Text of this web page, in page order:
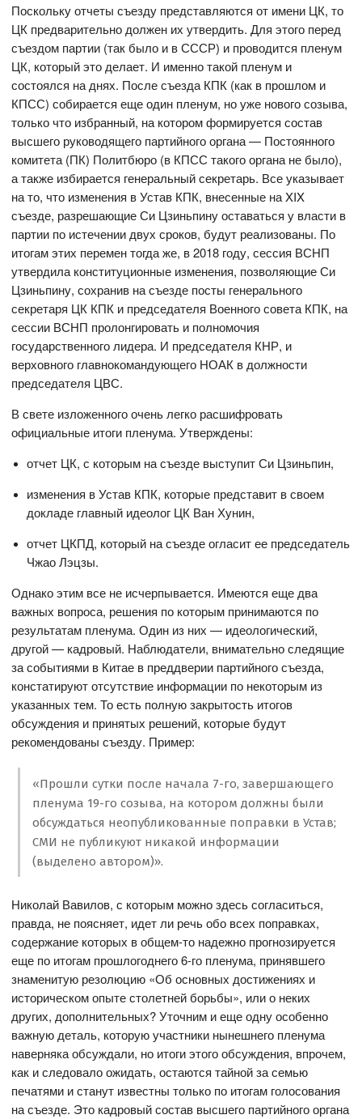
Поскольку отчеты съезду представляются от имени ЦК, то
ЦК предварительно должен их утвердить. Для этого перед
съездом партии (так было и в СССР) и проводится пленум
ЦК, который это делает. И именно такой пленум и
состоялся на днях. После съезда КПК (как в прошлом и
КПСС) собирается еще один пленум, но уже нового созыва,
только что избранный, на котором формируется состав
высшего руководящего партийного органа — Постоянного
комитета (ПК) Политбюро (в КПСС такого органа не было),
а также избирается генеральный секретарь. Все указывает
на то, что изменения в Устав КПК, внесенные на XIX
съезде, разрешающие Си Цзиньпину оставаться у власти в
партии по истечении двух сроков, будут реализованы. По
итогам этих перемен тогда же, в 2018 году, сессия ВСНП
утвердила конституционные изменения, позволяющие Си
Цзиньпину, сохранив на съезде посты генерального
секретаря ЦК КПК и председателя Военного совета КПК, на
сессии ВСНП пролонгировать и полномочия
государственного лидера. И председателя КНР, и
верховного главнокомандующего НОАК в должности
председателя ЦВС.
В свете изложенного очень легко расшифровать
официальные итоги пленума. Утверждены:
отчет ЦК, с которым на съезде выступит Си Цзиньпин,
изменения в Устав КПК, которые представит в своем
докладе главный идеолог ЦК Ван Хунин,
отчет ЦКПД, который на съезде огласит ее председатель
Чжао Лэцзы.
Однако этим все не исчерпывается. Имеются еще два
важных вопроса, решения по которым принимаются по
результатам пленума. Один из них — идеологический,
другой — кадровый. Наблюдатели, внимательно следящие
за событиями в Китае в преддверии партийного съезда,
констатируют отсутствие информации по некоторым из
указанных тем. То есть полную закрытость итогов
обсуждения и принятых решений, которые будут
рекомендованы съезду. Пример:
«Прошли сутки после начала 7-го, завершающего
пленума 19-го созыва, на котором должны были
обсуждаться неопубликованные поправки в Устав;
СМИ не публикуют никакой информации
(выделено автором)».
Николай Вавилов, с которым можно здесь согласиться,
правда, не поясняет, идет ли речь обо всех поправках,
содержание которых в общем-то надежно прогнозируется
еще по итогам прошлогоднего 6-го пленума, принявшего
знаменитую резолюцию «Об основных достижениях и
историческом опыте столетней борьбы», или о неких
других, дополнительных? Уточним и еще одну особенно
важную деталь, которую участники нынешнего пленума
наверняка обсуждали, но итоги этого обсуждения, впрочем,
как и следовало ожидать, остаются тайной за семью
печатями и станут известны только по итогам голосования
на съезде. Это кадровый состав высшего партийного органа